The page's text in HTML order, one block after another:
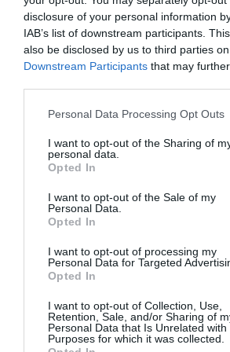
disclosure of your personal information
IAB’s list of downstream participants.
also be disclosed by us to third parties
Downstream Participants that may
Personal Data Processing Opt Outs
I want to opt-out of the Sharing of
personal data.
Opted In
I want to opt-out of the Sale of my
Personal Data.
Opted In
I want to opt-out of processing my
Personal Data for Targeted
Opted In
I want to opt-out of Collection, Use,
Retention, Sale, and/or Sharing of
Personal Data that Is Unrelated with
Purposes for which it was collected.
στοιχεία και ευνοούν
οργανισμό μας.
Πώς να το φτιάξετε
Υλικά για 4 μερίδες
¼ φλιτζανιού μέλι
1 κουτ. σούπας ρίζα
3,5 φλιτζάνια ζεστό
1/4 κουτ. γλυκού καγιέν
Διαδικασία